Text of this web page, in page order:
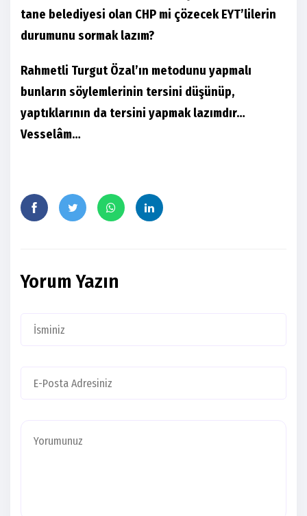
tane belediyesi olan CHP mi çözecek EYT’lilerin
durumunu sormak lazım?
Rahmetli Turgut Özal’ın metodunu yapmalı
bunların söylemlerinin tersini düşünüp,
yaptıklarının da tersini yapmak lazımdır…
Vesselâm…
Yorum Yazın